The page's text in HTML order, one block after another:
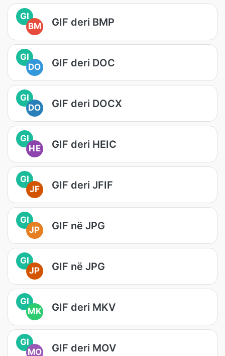
GI
BM
GIF deri BMP
GI
DO
GIF deri DOC
GI
DO
GIF deri DOCX
GI
HE
GIF deri HEIC
GI
JF
GIF deri JFIF
GI
JP
GIF në JPG
GI
JP
GIF në JPG
GI
MK
GIF deri MKV
GI
MO
GIF deri MOV